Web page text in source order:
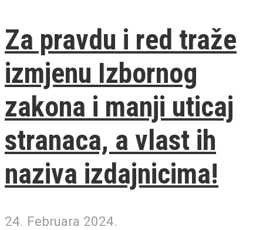
Za pravdu i red traže
izmjenu Izbornog
zakona i manji uticaj
stranaca, a vlast ih
naziva izdajnicima!
24. Februara 2024.